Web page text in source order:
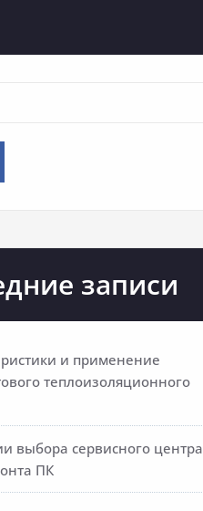
записи
и применение
теплоизоляционного
выбора сервисного центра
ПК